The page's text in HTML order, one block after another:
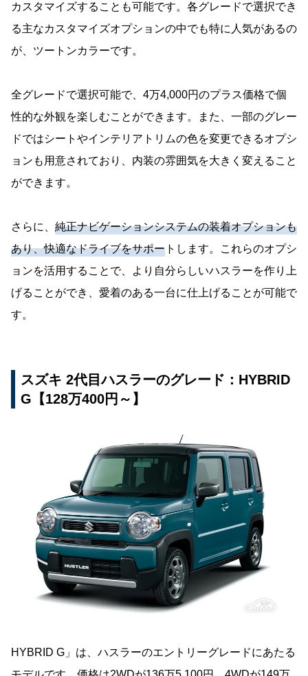
カスタマイズすることも可能です。各グレードで選択でき
る主なカスタマイズオプションの中でも特に人気があるの
が、ツートンカラーです。
全グレードで選択可能で、4万4,000円のプラス価格で個
性的な外観を楽しむことができます。また、一部のグレー
ドではシートやインテリアトリムの色を変更できるオプシ
ョンも用意されており、内装の雰囲気を大きく変えること
ができます。
さらに、 純正ナビゲーションシステムの装着オプションも
あり、快適なドライブをサポー トします。これらのオプシ
ョンを活用することで、より自分らしいハスラーを作り上
げることができ、愛着のある一台に仕上げることが可能で
す。
スズキ 2代目ハスラーのグレード：HYBRID
G【128万400円～】
HYBRID G」は、ハスラーのエントリーグレードにあたる